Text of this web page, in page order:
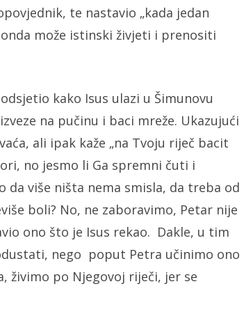
te nastavio „kada jedan
može istinski živjeti i prenositi
kako Isus ulazi u Šimunovu
na pučinu i baci mreže. Ukazujući
ali ipak kaže „na Tvoju riječ bacit
no jesmo li Ga spremni čuti i
da više ništa nema smisla, da treba od
boli? No, ne zaboravimo, Petar nije
ono što je Isus rekao. Dakle, u tim
nego poput Petra učinimo ono
živimo po Njegovoj riječi, jer se